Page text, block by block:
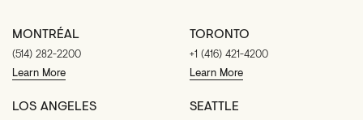
MONTRÉAL
(514) 282-2200
Learn More
TORONTO
+1 (416) 421-4200
Learn More
LOS ANGELES SEATTLE